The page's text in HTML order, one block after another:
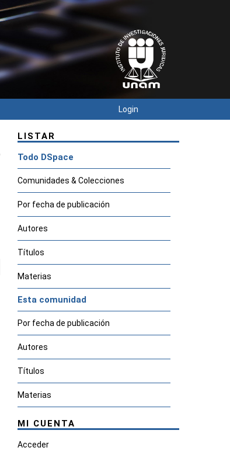
Login
LISTAR
Todo DSpace
Comunidades & Colecciones
Por fecha de publicación
Autores
Títulos
Materias
Esta comunidad
Por fecha de publicación
Autores
Títulos
Materias
MI CUENTA
Acceder